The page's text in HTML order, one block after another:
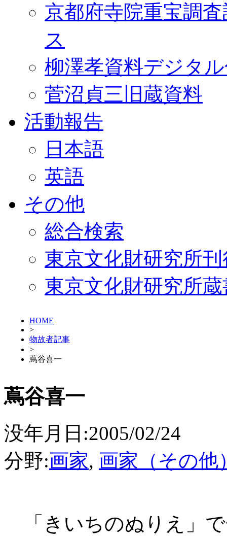
京都府寺院重宝調
ス
柳澤孝資料デジタ
菅沼貞三旧蔵資料
活動報告
日本語
英語
その他
総合検索
東京文化財研究所
東京文化財研究所
HOME
>
物故者記事
>
蔦谷喜一
蔦谷喜一
没年月日:2005/02/24
分野:画家, 画家（その他
「きいちのぬりえ」